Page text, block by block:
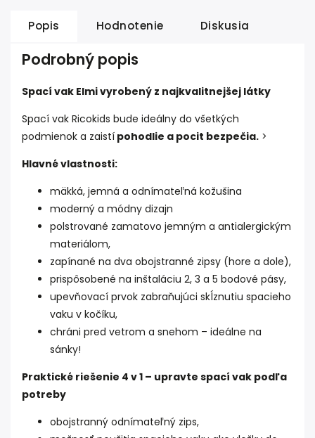
Popis Hodnotenie Diskusia
Podrobný popis
Spací vak Elmi vyrobený z najkvalitnejšej látky
Spací vak Ricokids bude ideálny do všetkých
podmienok a zaistí pohodlie a pocit bezpečia. >
Hlavné vlastnosti:
mäkká, jemná a odnímateľná kožušina
moderný a módny dizajn
polstrované zamatovo jemným a antialergickým
materiálom,
zapínané na dva obojstranné zipsy (hore a dole),
prispôsobené na inštaláciu 2, 3 a 5 bodové pásy,
upevňovací prvok zabraňujúci skĺznutiu spacieho
vaku v kočíku,
chráni pred vetrom a snehom – ideálne na
sánky!
Praktické riešenie 4 v 1 – upravte spací vak podľa
potreby
obojstranný odnímateľný zips,